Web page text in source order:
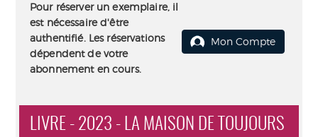
Pour réserver un exemplaire, il
est nécessaire d'être
authentifié. Les réservations
dépendent de votre
abonnement en cours.
Mon Compte
LIVRE - 2023 - LA MAISON DE TOUJOURS